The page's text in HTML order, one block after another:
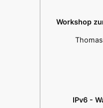
Workshop
IPv6 -